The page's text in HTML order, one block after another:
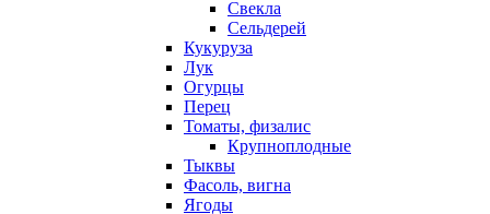
Свекла
Сельдерей
Кукуруза
Лук
Огурцы
Перец
Томаты, физалис
Крупноплодные
Тыквы
Фасоль, вигна
Ягоды